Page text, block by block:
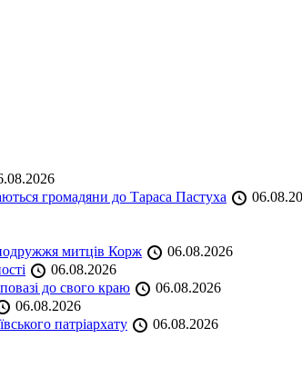
громадяни до Тараса Пастуха
митців Корж
06.08.2026
06.08.2026
до свого краю
06.08.2026
06.08.2026
патріархату
06.08.2026